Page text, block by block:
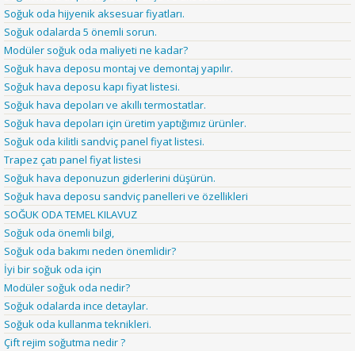
Soğuk oda hijyenik aksesuar fiyatları.
Soğuk odalarda 5 önemli sorun.
Modüler soğuk oda maliyeti ne kadar?
Soğuk hava deposu montaj ve demontaj yapılır.
Soğuk hava deposu kapı fiyat listesi.
Soğuk hava depoları ve akıllı termostatlar.
Soğuk hava depoları için üretim yaptığımız ürünler.
Soğuk oda kilitli sandviç panel fiyat listesi.
Trapez çatı panel fiyat listesi
Soğuk hava deponuzun giderlerini düşürün.
Soğuk hava deposu sandviç panelleri ve özellikleri
SOĞUK ODA TEMEL KILAVUZ
Soğuk oda önemli bilgi,
Soğuk oda bakımı neden önemlidir?
İyi bir soğuk oda için
Modüler soğuk oda nedir?
Soğuk odalarda ince detaylar.
Soğuk oda kullanma teknikleri.
Çift rejim soğutma nedir ?